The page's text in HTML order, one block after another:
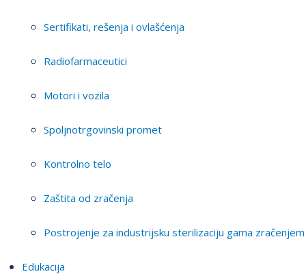
Sertifikati, rešenja i ovlašćenja
Radiofarmaceutici
Motori i vozila
Spoljnotrgovinski promet
Kontrolno telo
Zaštita od zračenja
Postrojenje za industrijsku sterilizaciju gama zračenjem
Edukacija